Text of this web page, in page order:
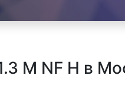
M NF H в